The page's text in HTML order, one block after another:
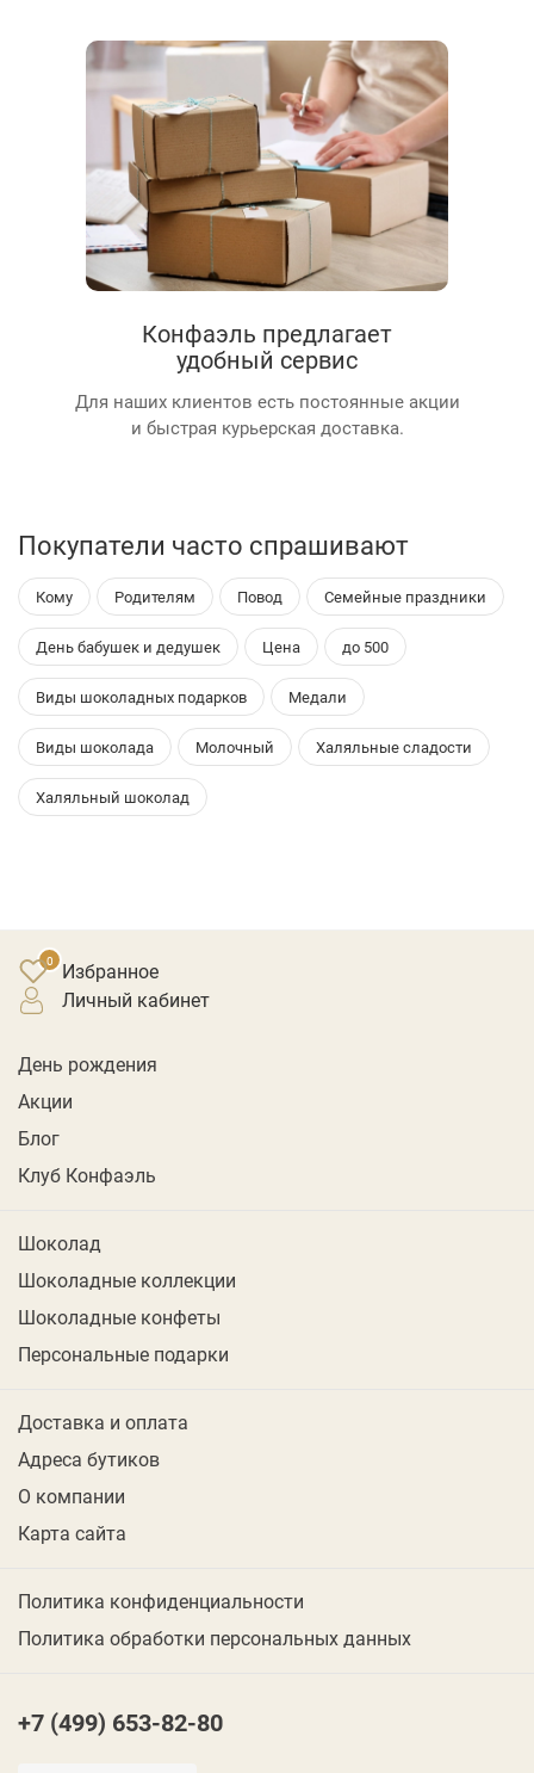
Конфаэль предлагает
удобный сервис
Для наших клиентов есть постоянные акции
и быстрая курьерская доставка.
Покупатели часто спрашивают
Кому Родителям Повод Семейные праздники
День бабушек и дедушек Цена до 500
Виды шоколадных подарков Медали
Виды шоколада Молочный Халяльные сладости
Халяльный шоколад
Избранное
личный кабинет
День рождения
Акции
Блог
Клуб Конфаэль
Шоколад
Шоколадные коллекции
Шоколадные конфеты
Персональные подарки
Доставка и оплата
Адреса бутиков
О компании
Карта сайта
Политика конфиденциальности
Политика обработки персональных данных
+7 (499) 653-82-80